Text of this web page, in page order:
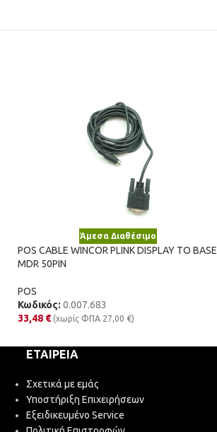
Άμεσα Διαθέσιμο
POS CABLE WINCOR PLINK DISPLAY TO BASE
MDR 50PIN
POS
Κωδικός: 0.007.683
33,48 € (χωρίς ΦΠΑ 27,00 €)
ΕΤΑΙΡΕΊΑ
Σχετικά με εμάς
Υποστήριξη Επιχειρήσεων
Εξειδικευμένο Service